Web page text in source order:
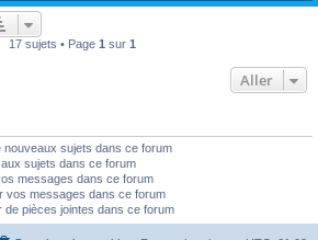
17 sujets • Page 1 sur 1
Aller
nouveaux sujets dans ce forum
sujets dans ce forum
messages dans ce forum
vos messages dans ce forum
de pièces jointes dans ce forum